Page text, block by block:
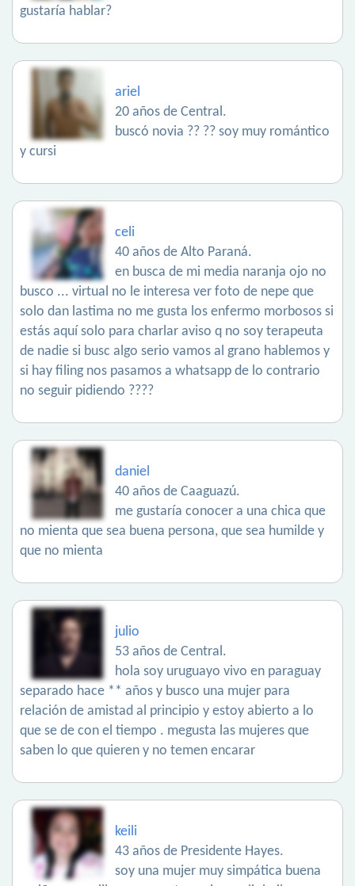
gustaría hablar?
ariel
20 años de Central.
buscó novia ?? ?? soy muy romántico
y cursi
celi
40 años de Alto Paraná.
en busca de mi media naranja ojo no
busco ... virtual no le interesa ver foto de nepe que
solo dan lastima no me gusta los enfermo morbosos si
estás aquí solo para charlar aviso q no soy terapeuta
de nadie si busc algo serio vamos al grano hablemos y
si hay filing nos pasamos a whatsapp de lo contrario
no seguir pidiendo ????
daniel
40 años de Caaguazú.
me gustaría conocer a una chica que
no mienta que sea buena persona, que sea humilde y
que no mienta
julio
53 años de Central.
hola soy uruguayo vivo en paraguay
separado hace ** años y busco una mujer para
relación de amistad al principio y estoy abierto a lo
que se de con el tiempo . megusta las mujeres que
saben lo que quieren y no temen encarar
keili
43 años de Presidente Hayes.
soy una mujer muy simpática buena